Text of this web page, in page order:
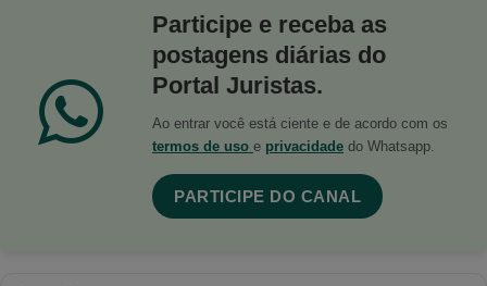
Participe e receba as
postagens diárias do
Portal Juristas.
Ao entrar você está ciente e de acordo com os
termos de uso e privacidade do Whatsapp.
PARTICIPE DO CANAL